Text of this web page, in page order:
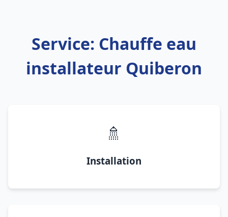
Service: Chauffe eau
installateur Quiberon
🚿
Installation